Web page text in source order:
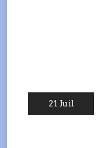
21 Juil